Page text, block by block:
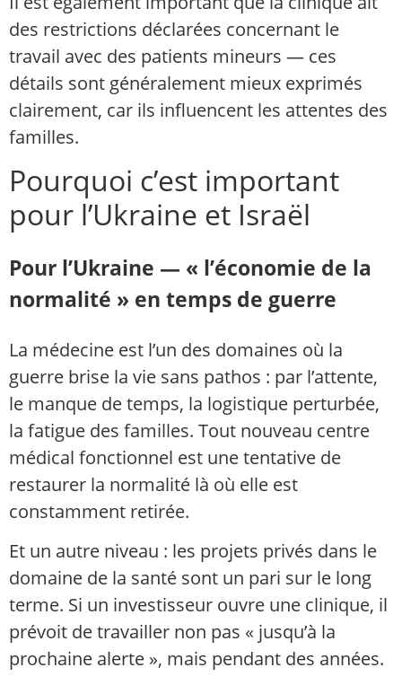
des restrictions déclarées concernant le
travail avec des patients mineurs — ces
détails sont généralement mieux exprimés
clairement, car ils influencent les attentes des
familles.
Pourquoi c’est important
pour l’Ukraine et Israël
Pour l’Ukraine — « l’économie de la
normalité » en temps de guerre
La médecine est l’un des domaines où la
guerre brise la vie sans pathos : par l’attente,
le manque de temps, la logistique perturbée,
la fatigue des familles. Tout nouveau centre
médical fonctionnel est une tentative de
restaurer la normalité là où elle est
constamment retirée.
Et un autre niveau : les projets privés dans le
domaine de la santé sont un pari sur le long
terme. Si un investisseur ouvre une clinique, il
prévoit de travailler non pas « jusqu’à la
prochaine alerte », mais pendant des années.